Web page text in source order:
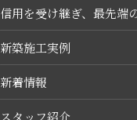
信用を受け継ぎ、最先端
新築施工実例
新着情報
スタッフ紹介